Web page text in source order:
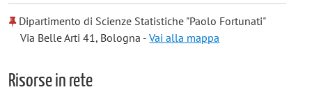
Dipartimento di Scienze Statistiche "Paolo Fortunati"
Via Belle Arti 41, Bologna -Vai alla mappa
Risorse in rete